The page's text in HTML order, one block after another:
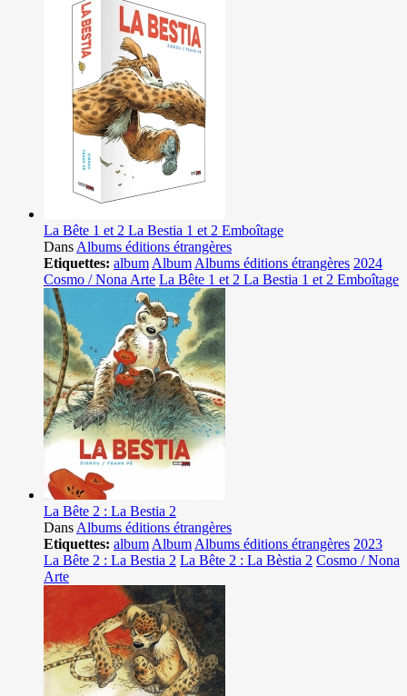
La Bête 1 et 2 La Bestia 1 et 2 Emboîtage
Dans Albums éditions étrangères
Etiquettes: album Album Albums éditions étrangères 2024
Cosmo / Nona Arte La Bête 1 et 2 La Bestia 1 et 2 Emboîtage
La Bête 2 : La Bestia 2
Dans Albums éditions étrangères
Etiquettes: album Album Albums éditions étrangères 2023
La Bête 2 : La Bestia 2 La Bête 2 : La Bèstia 2 Cosmo / Nona
Arte